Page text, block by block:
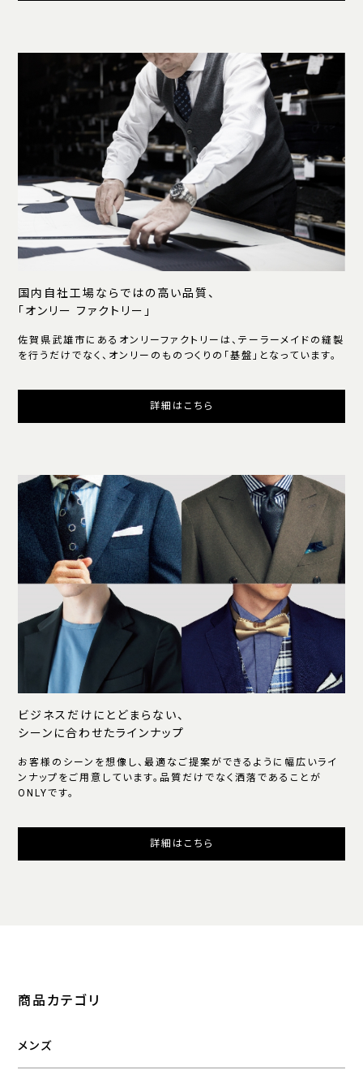
国内自社工場ならではの高い品質、
「オンリー ファクトリー」
佐賀県武雄市にあるオンリーファクトリーは、テーラーメイドの縫製
を行うだけでなく、オンリーのものつくりの「基盤」となっています。
詳細はこちら
ビジネスだけにとどまらない、
シーンに合わせたラインナップ
お客様のシーンを想像し、最適なご提案ができるように幅広いライ
ンナップをご用意しています。品質だけでなく洒落であることが
ONLYです。
詳細はこちら
商品カテゴリ
メンズ